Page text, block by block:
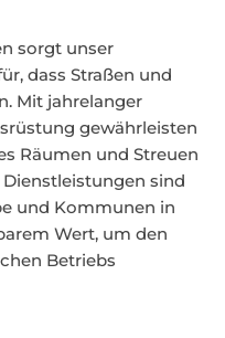
sorgt unser
dass Straßen und
Mit jahrelanger
gewährleisten
Räumen und Streuen
Dienstleistungen sind
und Kommunen in
Wert, um den
Betriebs